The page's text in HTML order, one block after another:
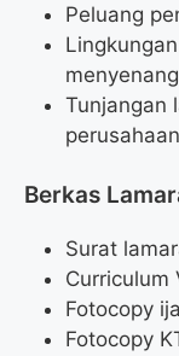
Peluang
Tunjangan
perusahaan
Berkas
Surat
Curriculum
Fotocopy
Fotocopy